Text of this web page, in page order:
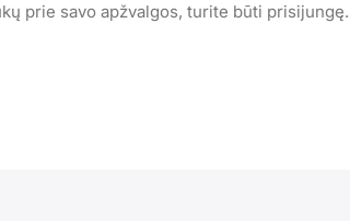
prie savo apžvalgos, turite būti prisijungę.